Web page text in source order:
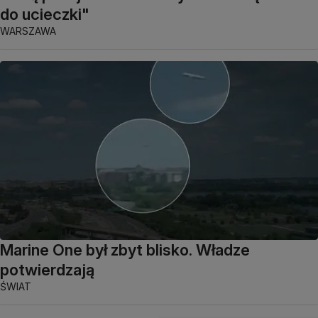
do ucieczki"
WARSZAWA
Marine One był zbyt blisko. Władze
potwierdzają
ŚWIAT